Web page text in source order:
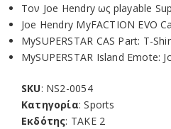
Τον Joe Hendry ως playable
Joe Hendry MyFACTION EVO
MySUPERSTAR CAS Part: T-
MySUPERSTAR Island Emote:
SKU: NS2-0054
Κατηγορία: Sports
Εκδότης: TAKE 2